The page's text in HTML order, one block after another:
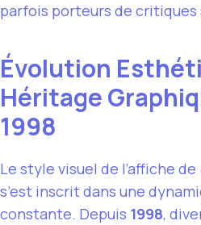
parfois porteurs de
Évolution
Héritage
1998
Le style visuel de l’affiche de
s’est inscrit dans une
constante. Depuis 1998,